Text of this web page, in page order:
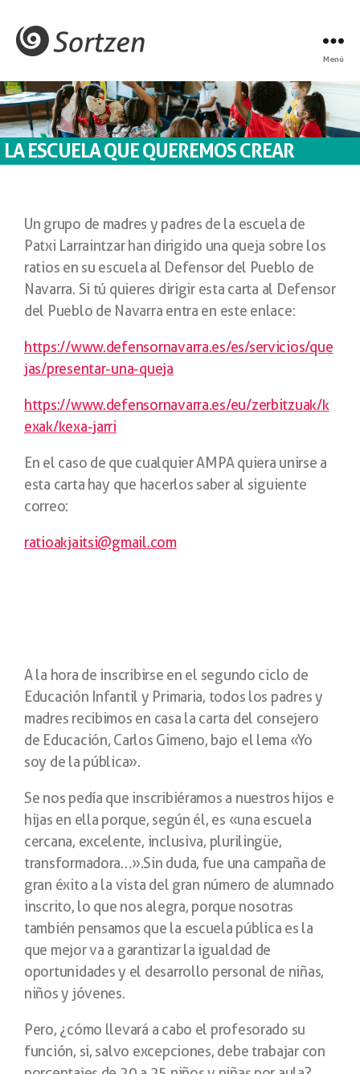
Menú
LA ESCUELA QUE QUEREMOS CREAR
Un grupo de madres y padres de la escuela de
Patxi Larraintzar han dirigido una queja sobre los
ratios en su escuela al Defensor del Pueblo de
Navarra. Si tú quieres dirigir esta carta al Defensor
del Pueblo de Navarra entra en este enlace:
https://www.defensornavarra.es/es/servicios/que
jas/presentar-una-queja
https://www.defensornavarra.es/eu/zerbitzuak/k
exak/kexa-jarri
En el caso de que cualquier AMPA quiera unirse a
esta carta hay que hacerlos saber al siguiente
correo:
ratioakjaitsi@gmail.com
A la hora de inscribirse en el segundo ciclo de
Educación Infantil y Primaria, todos los padres y
madres recibimos en casa la carta del consejero
de Educación, Carlos Gimeno, bajo el lema «Yo
soy de la pública».
Se nos pedía que inscribiéramos a nuestros hijos e
hijas en ella porque, según él, es «una escuela
cercana, excelente, inclusiva, plurilingüe,
transformadora…».Sin duda, fue una campaña de
gran éxito a la vista del gran número de alumnado
inscrito, lo que nos alegra, porque nosotras
también pensamos que la escuela pública es la
que mejor va a garantizar la igualdad de
oportunidades y el desarrollo personal de niñas,
niños y jóvenes.
Pero, ¿cómo llevará a cabo el profesorado su
función, si, salvo excepciones, debe trabajar con